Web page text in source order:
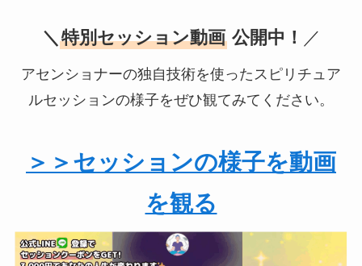
＼ 特別セッション動画公開中！ ／
アセンショナーの独自技術を使ったスピリチュア
ルセッションの様子をぜひ観てみてください。
＞＞セッションの様子を動画
を観る